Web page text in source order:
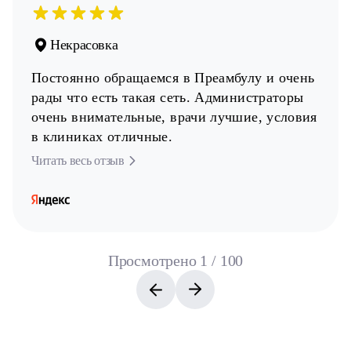
Некрасовка
Постоянно обращаемся в Преамбулу и очень
рады что есть такая сеть. Администраторы
очень внимательные, врачи лучшие, условия
в клиниках отличные.
Читать весь отзыв
Просмотрено 1 / 100